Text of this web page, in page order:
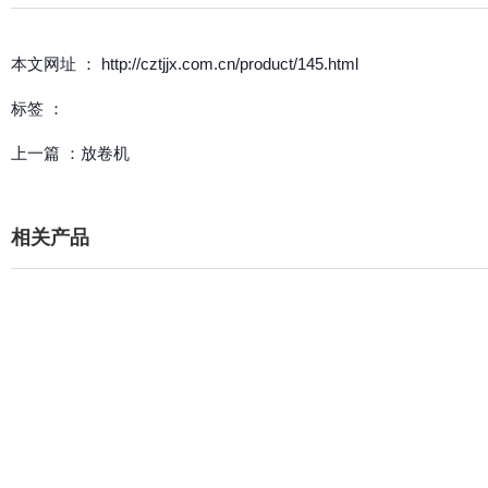
本文网址 ： http://cztjjx.com.cn/product/145.html
标签 ：
上一篇 ： 放卷机
相关产品